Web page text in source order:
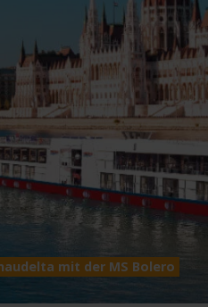
mit der MS Bolero